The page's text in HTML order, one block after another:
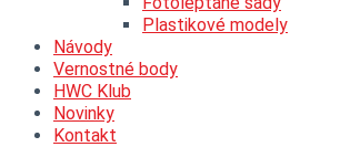
Plastikové modely
Návody
Vernostné body
HWC Klub
Novinky
Kontakt